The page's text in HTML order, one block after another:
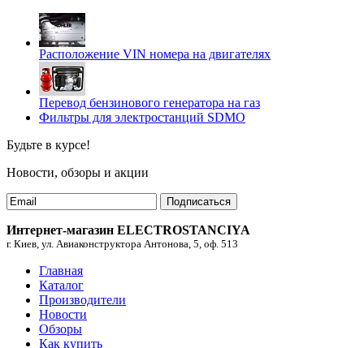
Расположение VIN номера на двигателях
Перевод бензинового генератора на газ
Фильтры для электростанций SDMO
Будьте в курсе!
Новости, обзоры и акции
Подписаться
Интернет-магазин ELECTROSTANCIYA
г. Киев, ул. Авиаконструктора Антонова, 5, оф. 513
Главная
Каталог
Производители
Новости
Обзоры
Как купить